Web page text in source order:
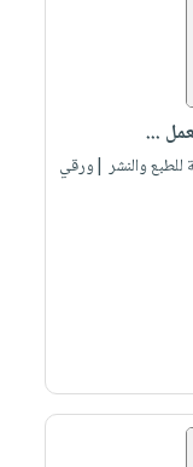
...
للطبع والنشر |ورقي